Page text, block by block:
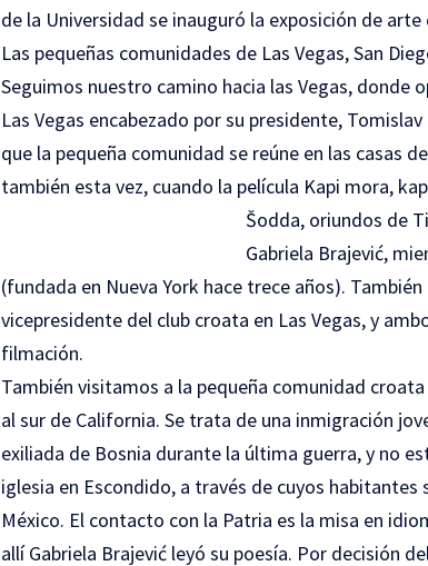
de la Universidad se inauguró la exposición de
Las pequeñas comunidades de Las Vegas, San
Seguimos nuestro camino hacia las Vegas, donde
Las Vegas encabezado por su presidente,
que la pequeña comunidad se reúne en las casas
también esta vez, cuando la película Kapi mora,
Šodda, oriundos de
Gabriela Brajević,
(fundada en Nueva York hace trece años).
vicepresidente del club croata en Las Vegas, y
filmación.
También visitamos a la pequeña comunidad croata
al sur de California. Se trata de una inmigración
exiliada de Bosnia durante la última guerra, y no
iglesia en Escondido, a través de cuyos
México. El contacto con la Patria es la misa en
allí Gabriela Brajević leyó su poesía. Por decisión